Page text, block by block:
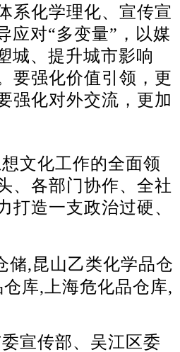
系化学理化、宣传宣
应对“多变量”，以媒
城、提升城市影响
要强化价值引领，更
强化对外交流，更加
文化工作的全面领
、各部门协作、全社
造一支政治过硬、
宣传部、吴江区委